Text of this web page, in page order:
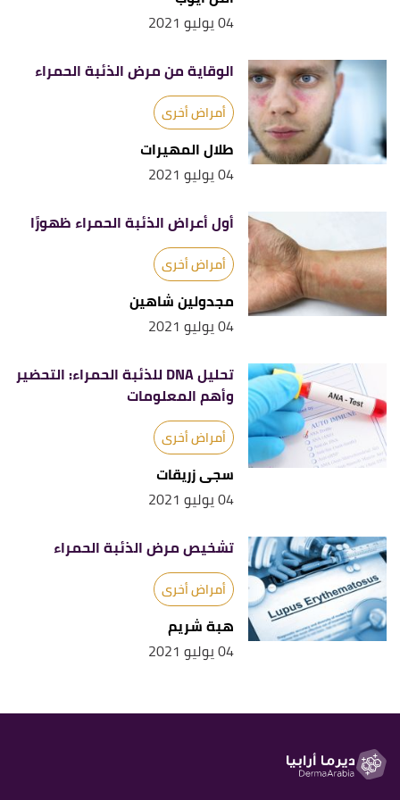
04 يوليو 2021
الوقاية من مرض الذئبة الحمراء
أمراض أخرى
طلال المهيرات
04 يوليو 2021
أول أعراض الذئبة الحمراء ظهورًا
أمراض أخرى
مجدولين شاهين
04 يوليو 2021
تحليل DNA للذئبة الحمراء: التحضير
وأهم المعلومات
أمراض أخرى
سجى زريقات
04 يوليو 2021
تشخيص مرض الذئبة الحمراء
أمراض أخرى
هبة شريم
04 يوليو 2021